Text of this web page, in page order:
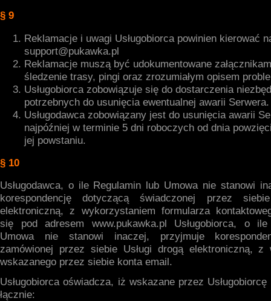
§ 9
Reklamacje i uwagi Usługobiorca powinien kierować
support@pukawka.pl
Reklamacje muszą być udokumentowane
śledzenie trasy, pingi oraz zrozumiałym opisem
Usługobiorca zobowiązuje się do dostarczenia
potrzebnych do usunięcia ewentualnej awarii Serwera.
Usługodawca zobowiązany jest do usunięcia awarii
najpóźniej w terminie 5 dni roboczych od dnia
jej powstaniu.
§ 10
Usługodawca, o ile Regulamin lub Umowa nie stanowi
korespondencję dotyczącą świadczonej przez
elektroniczną, z wykorzystaniem formularza
się pod adresem www.pukawka.pl Usługobiorca, o
Umowa nie stanowi inaczej, przyjmuje
zamówionej przez siebie Usługi drogą elektroniczną, z
wskazanego przez siebie konta email.
Usługobiorca oświadcza, iż wskazane przez
łącznie: